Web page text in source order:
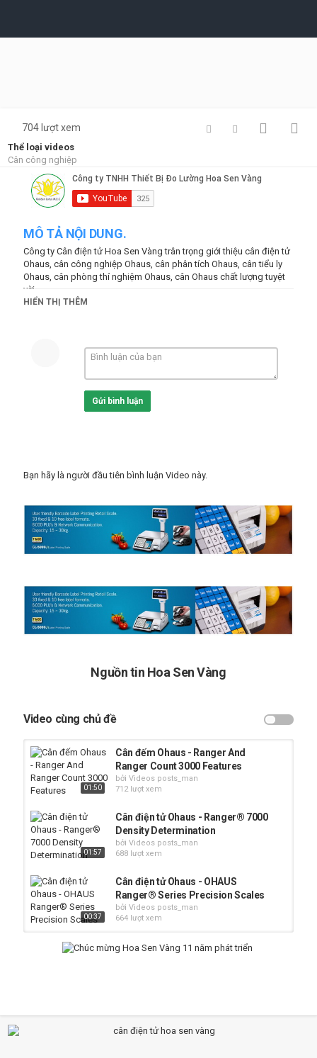
704 lượt xem
Thể loại videos
Cân công nghiệp
MÔ TẢ NỘI DUNG.
Công ty Cân điện tử Hoa Sen Vàng trân trọng giới thiệu cân điện tử
Ohaus, cân công nghiệp Ohaus, cân phân tích Ohaus, cân tiểu ly
Ohaus, cân phòng thí nghiệm Ohaus, cân Ohaus chất lượng tuyệt
vời ..
#cantieuly #cankythuat
Cân công nghiệp
HIỂN THỊ THÊM
Gửi bình luận
Bạn hãy là người đầu tiên bình luận Video này.
Nguồn tin Hoa Sen Vàng
Video cùng chủ đề
01:50
Cân đếm Ohaus - Ranger And
Ranger Count 3000 Features
bởi Videos posts_man
712 lượt xem
01:57
Cân điện tử Ohaus - Ranger® 7000
Density Determination
bởi Videos posts_man
688 lượt xem
00:37
Cân điện tử Ohaus - OHAUS
Ranger® Series Precision Scales
bởi Videos posts_man
664 lượt xem
Cân điện tử Ohaus - OHAUS RANGER
Formulation
bởi Videos posts_man